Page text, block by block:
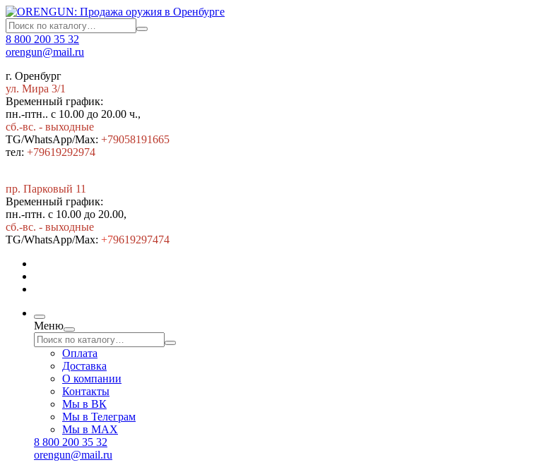
8 800 200 35 32
orengun@mail.ru
г. Оренбург
ул. Мира 3/1
Временный график:
пн.-птн.. с 10.00 до 20.00 ч.,
сб.-вс. - выходные
TG/WhatsApp/Max: +79058191665
тел: +79619292974
пр. Парковый 11
Временный график:
пн.-птн. с 10.00 до 20.00,
сб.-вс. - выходные
TG/WhatsApp/Max: +79619297474
Меню
Оплата
Доставка
О компании
Контакты
Мы в ВК
Мы в Телеграм
Мы в МAX
8 800 200 35 32
orengun@mail.ru